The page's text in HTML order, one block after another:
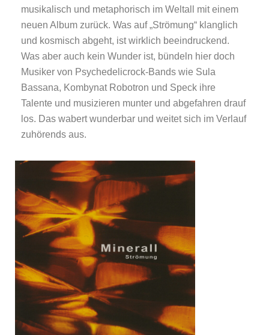
musikalisch und metaphorisch im Weltall mit einem
neuen Album zurück. Was auf „Strömung“ klanglich
und kosmisch abgeht, ist wirklich beeindruckend.
Was aber auch kein Wunder ist, bündeln hier doch
Musiker von Psychedelicrock-Bands wie Sula
Bassana, Kombynat Robotron und Speck ihre
Talente und musizieren munter und abgefahren drauf
los. Das wabert wunderbar und weitet sich im Verlauf
zuhörends aus.